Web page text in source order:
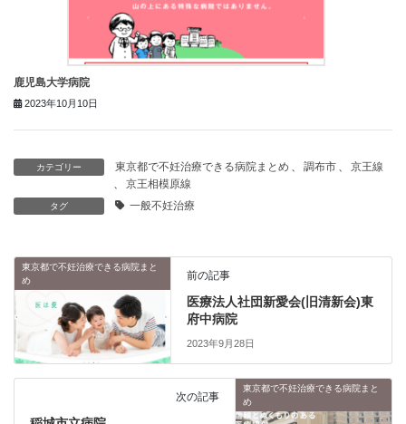
鹿児島大学病院
2023年10月10日
カテゴリー 東京都で不妊治療できる病院まとめ 、 調布市 、
京王線
、
京王相模原線
タグ 一般不妊治療
東京都で不妊治療できる病院まと
め
前の記事
医療法人社団新愛会(旧清新会)東
府中病院
2023年9月28日
東京都で不妊治療できる病院まと
め
次の記事